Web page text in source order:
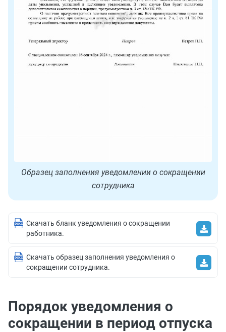
Образец заполнения уведомлении о сокращении
сотрудника
Скачать бланк уведомления о сокращении
работника.
Скачать образец заполнения уведомления о
сокращении сотрудника.
Порядок уведомления о
сокращении в период отпуска